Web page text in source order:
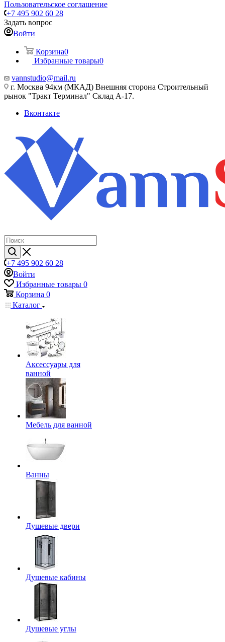
Пользовательское соглашение
+7 495 902 60 28
Задать вопрос
Войти
Корзина0
Избранные товары0
vannstudio@mail.ru
г. Москва 94км (МКАД) Внешняя сторона Строительный
рынок "Тракт Терминал" Склад А-17.
Вконтакте
+7 495 902 60 28
Войти
Избранные товары 0
Корзина 0
Каталог
Аксессуары для
ванной
Мебель для ванной
Ванны
Душевые двери
Душевые кабины
Душевые углы